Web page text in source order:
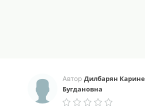
Автор Дилбарян Карине
Бугдановна